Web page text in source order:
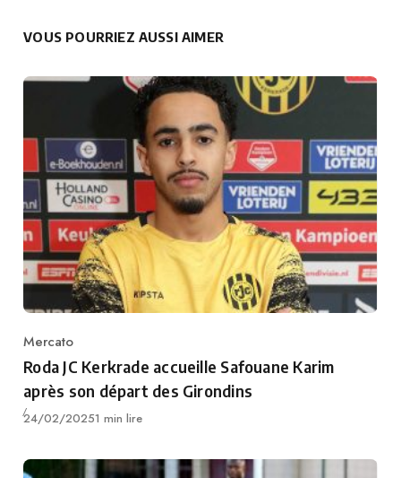
VOUS POURRIEZ AUSSI AIMER
Category
Mercato
Roda JC Kerkrade accueille Safouane Karim
après son départ des Girondins
Publié
24/02/20251 min lire